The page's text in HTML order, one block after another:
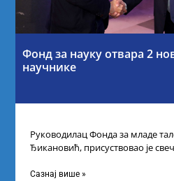
Фонд за науку отвара 2
научнике
Руководилац Фонда за младе
Ђикановић, присуствовао је
Сазнај више »